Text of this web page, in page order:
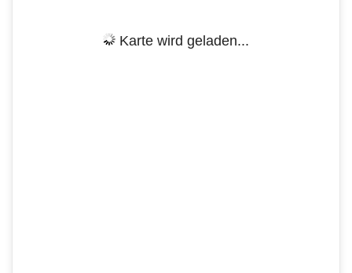
Karte wird geladen...